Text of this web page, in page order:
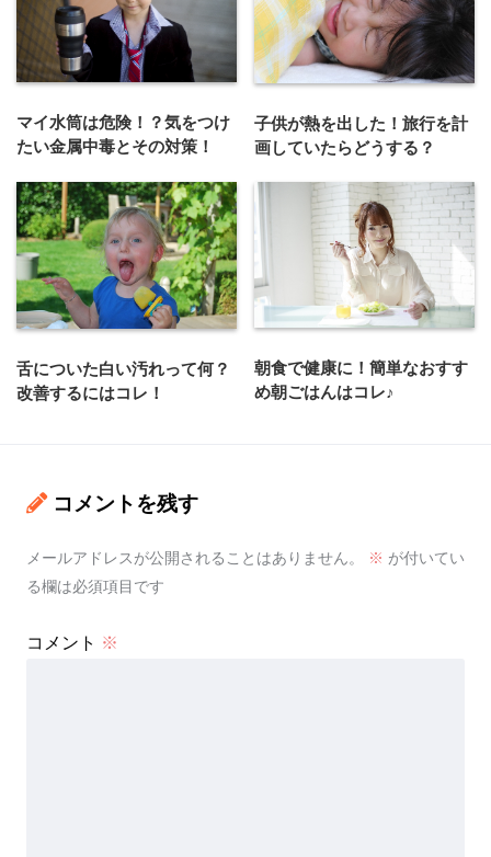
マイ水筒は危険！？気をつけ
たい金属中毒とその対策！
子供が熱を出した！旅行を計
画していたらどうする？
舌についた白い汚れって何？
改善するにはコレ！
朝食で健康に！簡単なおすす
め朝ごはんはコレ♪
コメントを残す
メールアドレスが公開されることはありません。 ※ が付いてい
る欄は必須項目です
コメント ※